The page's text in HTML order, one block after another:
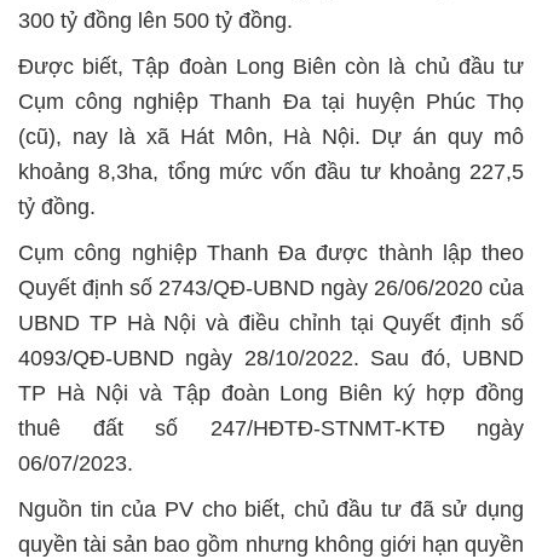
300 tỷ đồng lên 500 tỷ đồng.
Được biết, Tập đoàn Long Biên còn là chủ đầu tư
Cụm công nghiệp Thanh Đa tại huyện Phúc Thọ
(cũ), nay là xã Hát Môn, Hà Nội. Dự án quy mô
khoảng 8,3ha, tổng mức vốn đầu tư khoảng 227,5
tỷ đồng.
Cụm công nghiệp Thanh Đa được thành lập theo
Quyết định số 2743/QĐ-UBND ngày 26/06/2020 của
UBND TP Hà Nội và điều chỉnh tại Quyết định số
4093/QĐ-UBND ngày 28/10/2022. Sau đó, UBND
TP Hà Nội và Tập đoàn Long Biên ký hợp đồng
thuê đất số 247/HĐTĐ-STNMT-KTĐ ngày
06/07/2023.
Nguồn tin của PV cho biết, chủ đầu tư đã sử dụng
quyền tài sản bao gồm nhưng không giới hạn quyền